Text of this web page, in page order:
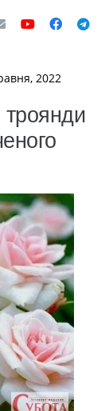
2022